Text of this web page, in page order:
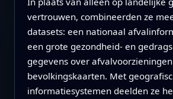
vertrouwen, combineerden ze
datasets: een nationaal
een grote gezondheid- en
gegevens over
bevolkingskaarten. Met
informatiesystemen deelden ze